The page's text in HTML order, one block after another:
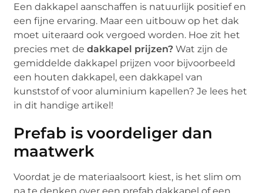
Een dakkapel aanschaffen is natuurlijk positief en
een fijne ervaring. Maar een uitbouw op het dak
moet uiteraard ook vergoed worden. Hoe zit het
precies met dedakkapel prijzen? Wat zijn de
gemiddelde dakkapel prijzen voor bijvoorbeeld
een houten dakkapel, een dakkapel van
kunststof of voor aluminium kapellen? Je lees het
in dit handige artikel!
Prefab is voordeliger dan
maatwerk
Voordat je de materiaalsoort kiest, is het slim om